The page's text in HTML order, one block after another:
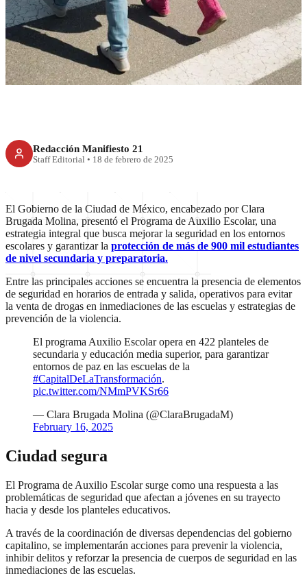
beneficiará a estudiantes en
CDMX
Redacción Manifiesto 21
Staff Editorial • 18 de febrero de 2025
El Gobierno de la Ciudad de México, encabezado por Clara
Brugada Molina, presentó el Programa de Auxilio Escolar, una
estrategia integral que busca mejorar la seguridad en los entornos
escolares y garantizar la protección de más de 900 mil estudiantes
de nivel secundaria y preparatoria.
Entre las principales acciones se encuentra la presencia de elementos
de seguridad en horarios de entrada y salida, operativos para evitar
la venta de drogas en inmediaciones de las escuelas y estrategias de
prevención de la violencia.
El programa Auxilio Escolar opera en 422 planteles de
secundaria y educación media superior, para garantizar
entornos de paz en las escuelas de la
#CapitalDeLaTransformación.
pic.twitter.com/NMmPVKSr66
— Clara Brugada Molina (@ClaraBrugadaM)
February 16, 2025
Ciudad segura
El Programa de Auxilio Escolar surge como una respuesta a las
problemáticas de seguridad que afectan a jóvenes en su trayecto
hacia y desde los planteles educativos.
A través de la coordinación de diversas dependencias del gobierno
capitalino, se implementarán acciones para prevenir la violencia,
inhibir delitos y reforzar la presencia de cuerpos de seguridad en las
inmediaciones de las escuelas.